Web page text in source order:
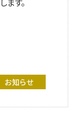
お知らせ